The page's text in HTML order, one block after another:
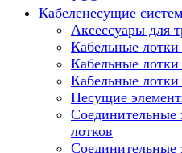
Кабеленесущие
Аксессуары для
Кабельные
Кабельные
Кабельные
Несущие
Соединительные
лотков
Соединительные